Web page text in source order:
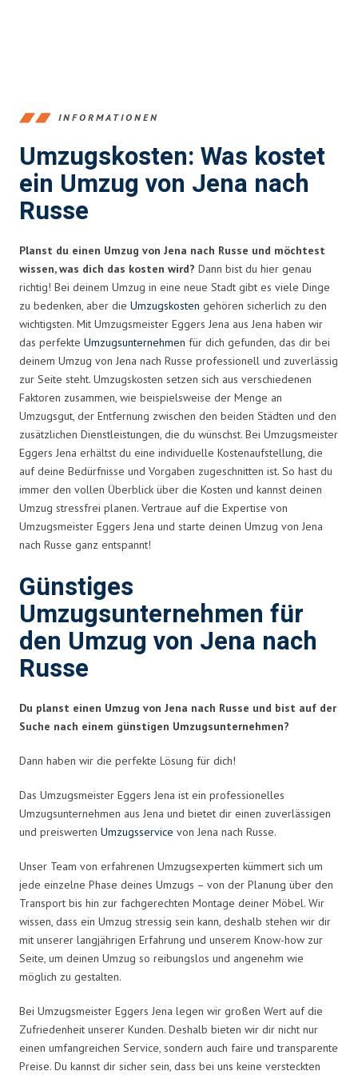
INFORMATIONEN
Umzugskosten: Was kostet
ein Umzug von Jena nach
Russe
Planst du einen Umzug von Jena nach Russe und möchtest
wissen, was dich das kosten wird? Dann bist du hier genau
richtig! Bei deinem Umzug in eine neue Stadt gibt es viele Dinge
zu bedenken, aber die Umzugskosten gehören sicherlich zu den
wichtigsten. Mit Umzugsmeister Eggers Jena aus Jena haben wir
das perfekte Umzugsunternehmen für dich gefunden, das dir bei
deinem Umzug von Jena nach Russe professionell und zuverlässig
zur Seite steht. Umzugskosten setzen sich aus verschiedenen
Faktoren zusammen, wie beispielsweise der Menge an
Umzugsgut, der Entfernung zwischen den beiden Städten und den
zusätzlichen Dienstleistungen, die du wünschst. Bei Umzugsmeister
Eggers Jena erhältst du eine individuelle Kostenaufstellung, die
auf deine Bedürfnisse und Vorgaben zugeschnitten ist. So hast du
immer den vollen Überblick über die Kosten und kannst deinen
Umzug stressfrei planen. Vertraue auf die Expertise von
Umzugsmeister Eggers Jena und starte deinen Umzug von Jena
nach Russe ganz entspannt!
Günstiges
Umzugsunternehmen für
den Umzug von Jena nach
Russe
Du planst einen Umzug von Jena nach Russe und bist auf der
Suche nach einem günstigen Umzugsunternehmen?
Dann haben wir die perfekte Lösung für dich!
Das Umzugsmeister Eggers Jena ist ein professionelles
Umzugsunternehmen aus Jena und bietet dir einen zuverlässigen
und preiswerten Umzugsservice von Jena nach Russe.
Unser Team von erfahrenen Umzugsexperten kümmert sich um
jede einzelne Phase deines Umzugs – von der Planung über den
Transport bis hin zur fachgerechten Montage deiner Möbel. Wir
wissen, dass ein Umzug stressig sein kann, deshalb stehen wir dir
mit unserer langjährigen Erfahrung und unserem Know-how zur
Seite, um deinen Umzug so reibungslos und angenehm wie
möglich zu gestalten.
Bei Umzugsmeister Eggers Jena legen wir großen Wert auf die
Zufriedenheit unserer Kunden. Deshalb bieten wir dir nicht nur
einen umfangreichen Service, sondern auch faire und transparente
Preise. Du kannst dir sicher sein, dass bei uns keine versteckten